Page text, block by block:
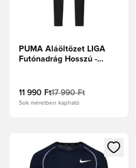
PUMA Aláöltözet LIGA
Futónadrág Hosszú -
11 990 Ft17 990 Ft
Sok méretben kapható
Megnyit egy modált a